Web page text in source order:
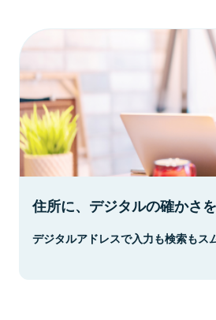
住所に、デジタルの確かさを
デジタルアドレスで入力も検索もス